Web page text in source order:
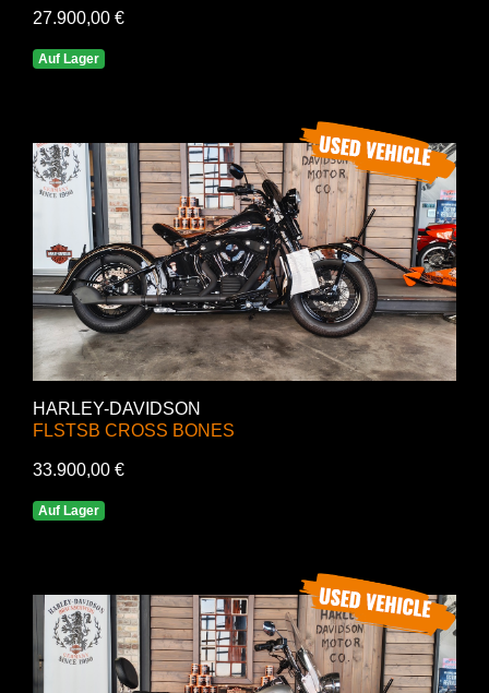
27.900,00 €
Auf Lager
HARLEY-DAVIDSON
FLSTSB CROSS BONES
33.900,00 €
Auf Lager